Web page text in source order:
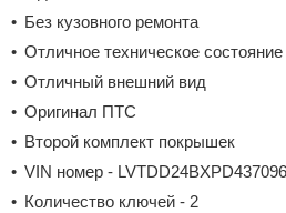
Без кузовного ремонта
Отличное техническое состояние
Отличный внешний вид
Оригинал ПТС
Второй комплект покрышек
VIN номер - LVTDD24BXPD437096
Количество ключей - 2